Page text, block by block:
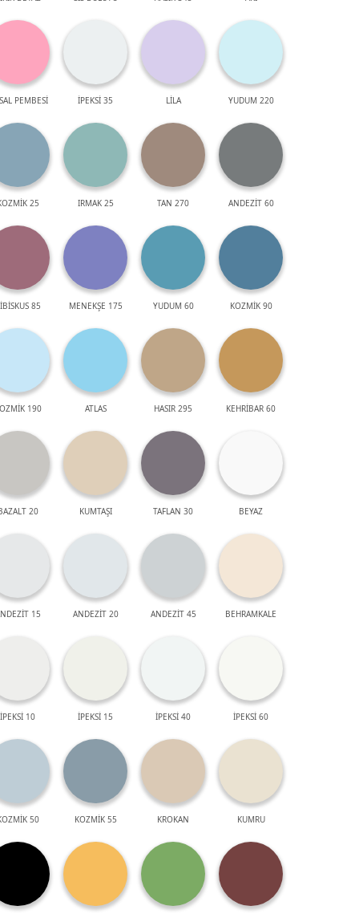
PEMBESİ İPEKSİ 35 LİLA YUDUM 220
25 IRMAK 25 TAN 270 ANDEZİT 60
85 MENEKŞE 175 YUDUM 60 KOZMİK 90
190 ATLAS HASIR 295 KEHRİBAR 60
20 KUMTAŞI TAFLAN 30 BEYAZ
15 ANDEZİT 20 ANDEZİT 45 BEHRAMKALE
İPEKSİ 10 İPEKSİ 15 İPEKSİ 40 İPEKSİ 60
50 KOZMİK 55 KROKAN KUMRU